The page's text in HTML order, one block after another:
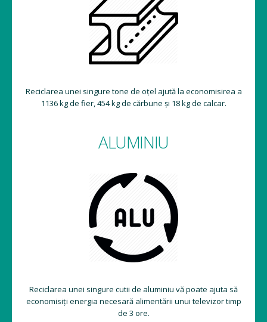
Reciclarea unei singure tone de oțel ajută la economisirea a
1136 kg de fier, 454 kg de cărbune și 18 kg de calcar.
ALUMINIU
Reciclarea unei singure cutii de aluminiu vă poate ajuta să
economisiți energia necesară alimentării unui televizor timp
de 3 ore.